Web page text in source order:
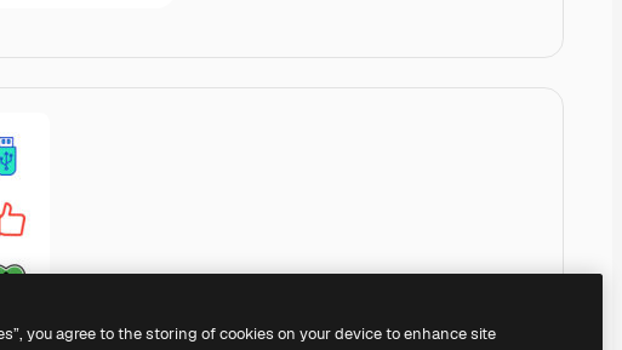
you agree to the storing of cookies on your device to enhance site